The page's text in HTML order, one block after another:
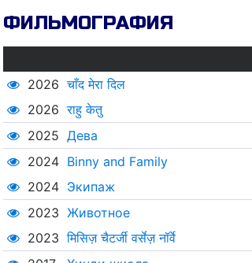
ФИЛЬМОГРАФИЯ
2026 चाँद मेरा दिल
2026 राहु केतु
2025 Дева
2024 Binny and Family
2024 Экипаж
2023 Животное
2023 मिसिज़ चैटर्जी वर्सेज़ नॉर्वे